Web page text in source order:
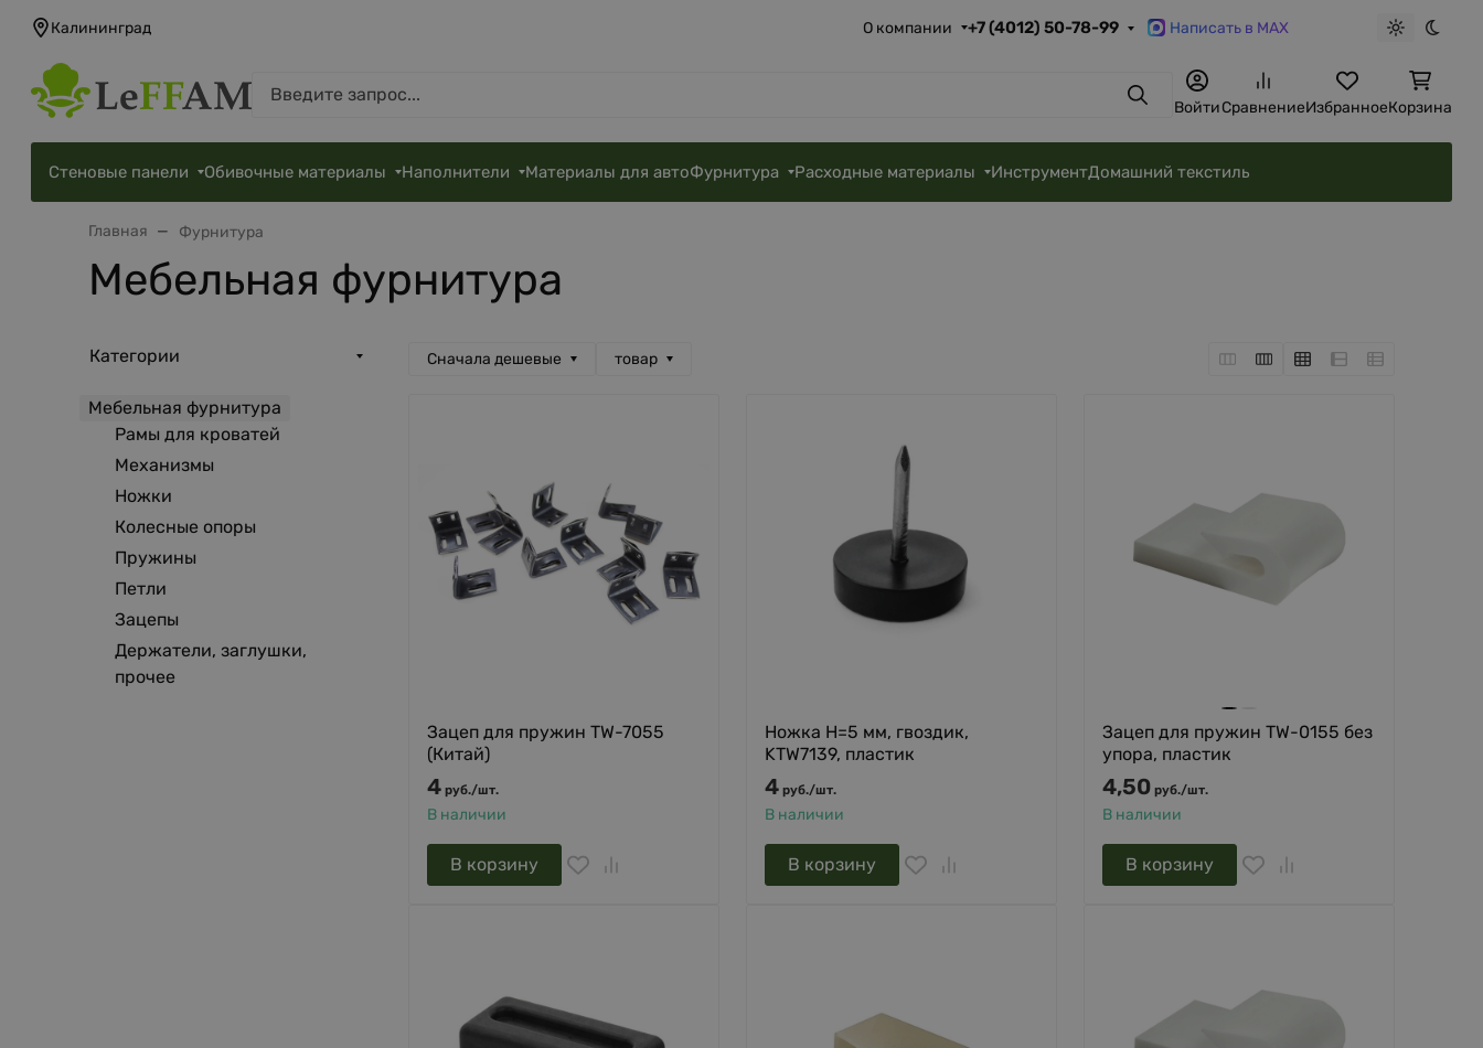
Калининград О компании +7 (4012) 50-78-99 Написать в MAX
Светлая
ПоискВойтиСравнениеИзбранноеКорзина
Стеновые панели Обивочные материалы Наполнители Материалы для автоФурнитура Расходные материалы ИнструментДомашний текстиль
Главная Фурнитура
Мебельная фурнитура
Категории
Мебельная фурнитура
Рамы для кроватей
Механизмы
Ножки
Колесные опоры
Пружины
Петли
Зацепы
Держатели, заглушки,
прочее
Сначала дешевые товар
Зацеп для пружин TW-7055
(Китай)
4 руб./шт.
В наличии
В корзину
Ножка H=5 мм, гвоздик,
KTW7139, пластик
4 руб./шт.
В наличии
В корзину
Зацеп для пружин TW-0155 без
упора, пластик
4,50 руб./шт.
В наличии
В корзину